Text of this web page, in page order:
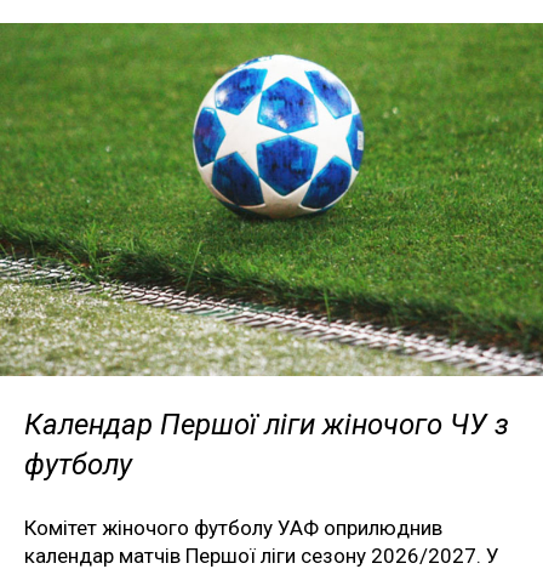
Календар Першої ліги жіночого ЧУ з
футболу
Комітет жіночого футболу УАФ оприлюднив
календар матчів Першої ліги сезону 2026/2027. У